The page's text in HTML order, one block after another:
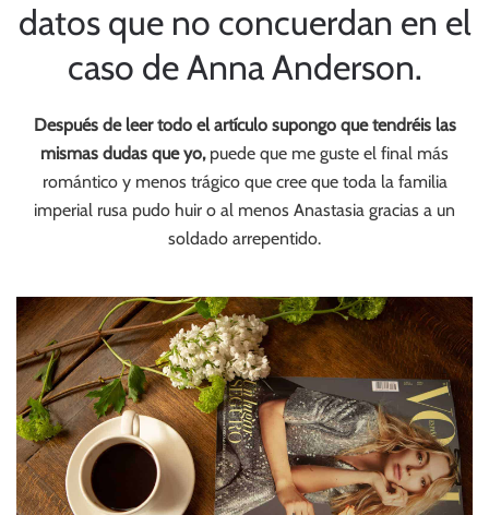
datos que no concuerdan en el
caso de Anna Anderson.
Después de leer todo el artículo supongo que tendréis las
mismas dudas que yo,puede que me guste el final más
romántico y menos trágico que cree que toda la familia
imperial rusa pudo huir o al menos Anastasia gracias a un
soldado arrepentido.